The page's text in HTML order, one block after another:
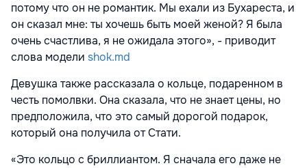
потому что он не романтик. Мы ехали из Бухареста, и
он сказал мне: ты хочешь быть моей женой? Я была
очень счастлива, я не ожидала этого», - приводит
слова модели shok.md
Девушка также рассказала о кольце, подаренном в
честь помолвки. Она сказала, что не знает цены, но
предположила, что это самый дорогой подарок,
который она получила от Стати.
«Это кольцо с бриллиантом. Я сначала его даже не